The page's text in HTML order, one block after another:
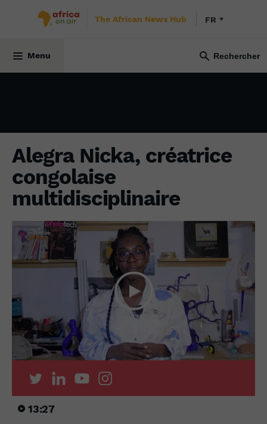
The African News Hub FR
Menu
Alegra Nicka, créatrice
congolaise
multidisciplinaire
13:27